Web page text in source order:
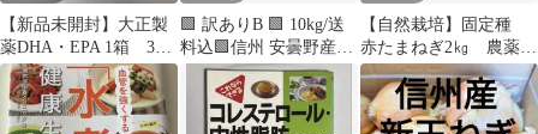
【新品未開封】大正製
薬DHA・EPA 1箱 30
袋
🟩 訳ありB 🟩 10kg/送
料込🟩信州 安曇野産🟩
玉ねぎ(ネオアース)🟩
小さめ使い切りサイズ
🟩フォロワー割有🟩令
【自然栽培】固定種
赤たまねぎ2㎏ 農薬・
肥料・除草剤不使用
種子消毒なし